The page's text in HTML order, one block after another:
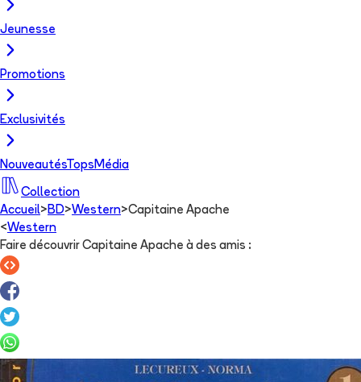
Jeunesse
Promotions
Exclusivités
NouveautésTops Média
Collection
Accueil> BD>Western>Capitaine Apache
<Western
Faire découvrir Capitaine Apache à des amis :